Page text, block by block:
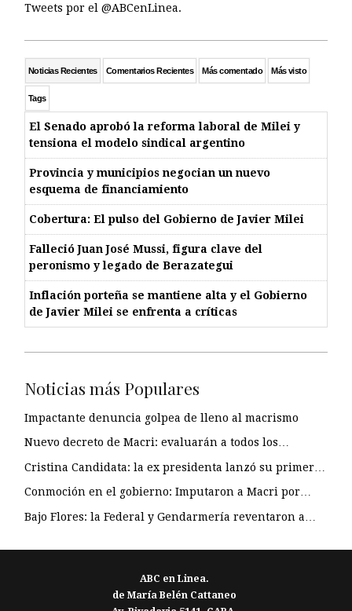
Tweets por el @ABCenLinea.
Noticias Recientes Comentarios Recientes Más comentado Más visto
Tags
El Senado aprobó la reforma laboral de Milei y
tensiona el modelo sindical argentino
Provincia y municipios negocian un nuevo
esquema de financiamiento
Cobertura: El pulso del Gobierno de Javier Milei
Falleció Juan José Mussi, figura clave del
peronismo y legado de Berazategui
Inflación porteña se mantiene alta y el Gobierno
de Javier Milei se enfrenta a críticas
Noticias más Populares
Impactante denuncia golpea de lleno al macrismo
Nuevo decreto de Macri: evaluarán a todos los…
Cristina Candidata: la ex presidenta lanzó su primer…
Conmoción en el gobierno: Imputaron a Macri por…
Bajo Flores: la Federal y Gendarmería reventaron a…
ABC en Linea.
de María Belén Cattaneo